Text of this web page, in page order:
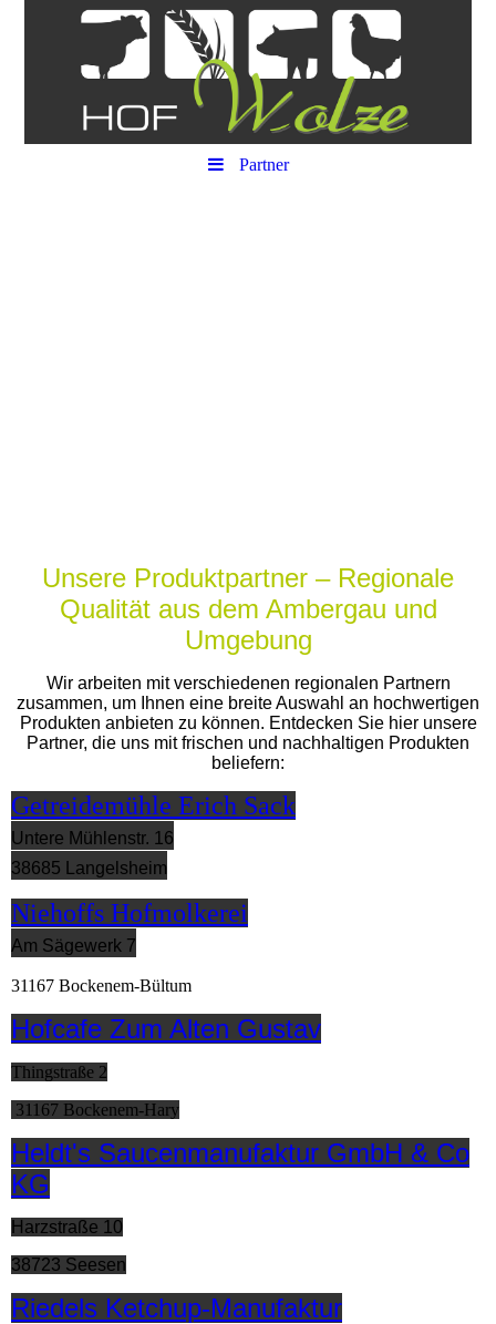
Partner
Unsere Produktpartner – Regionale
Qualität aus dem Ambergau und
Umgebung
Wir arbeiten mit verschiedenen regionalen Partnern
zusammen, um Ihnen eine breite Auswahl an hochwertigen
Produkten anbieten zu können. Entdecken Sie hier unsere
Partner, die uns mit frischen und nachhaltigen Produkten
beliefern:
Getreidemühle Erich Sack
Untere Mühlenstr. 16
38685 Langelsheim
Niehoffs Hofmolkerei
Am Sägewerk 7
31167 Bockenem-Bültum
Hofcafe Zum Alten Gustav
Thingstraße 2
31167 Bockenem-Hary
Heldt's Saucenmanufaktur GmbH & Co
KG
Harzstraße 10
38723 Seesen
Riedels Ketchup-Manufaktur